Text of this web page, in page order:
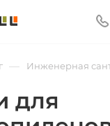
— Инженерная
для